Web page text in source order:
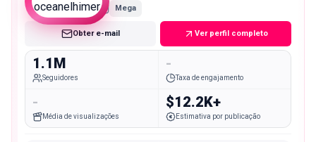
Mega
Obter e-mail Ver perfil completo
1.1M
Seguidores
-
Taxa de engajamento
-
Média de visualizações
$12.2K+
Estimativa por publicação